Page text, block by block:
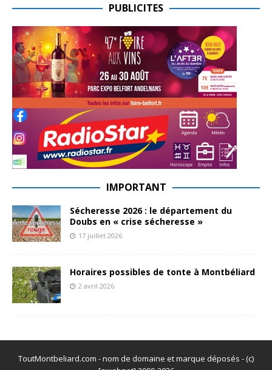
PUBLICITES
IMPORTANT
Sécheresse 2026 : le département du
Doubs en « crise sécheresse »
17 juillet 2026
Horaires possibles de tonte à Montbéliard
2 avril 2026
ToutMontbeliard.com - nom de domaine et marque déposés - (c)